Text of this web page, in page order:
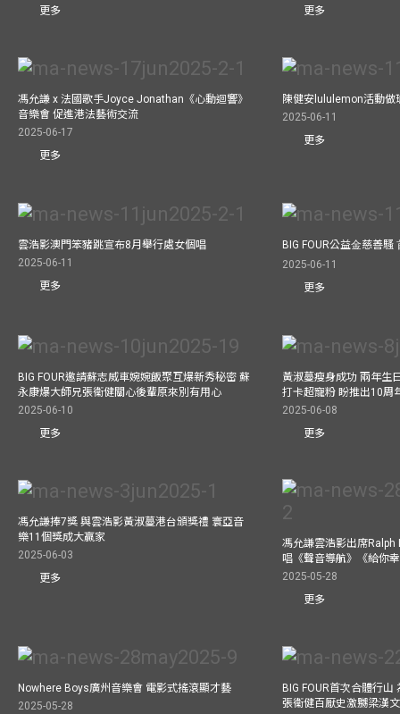
更多
更多
馮允謙 x 法國歌手Joyce Jonathan《心動迴響》
音樂會 促進港法藝術交流
2025-06-17
更多
陳健安lululemon活動做
2025-06-11
更多
雲浩影澳門笨豬跳宣布8月舉行處女個唱
2025-06-11
更多
BIG FOUR公益⾦慈善
2025-06-11
更多
BIG FOUR邀請蘇志威車婉婉飯聚互爆新秀秘密 蘇
永康爆大師兄張衞健關心後輩原來別有用心
2025-06-10
更多
黃淑蔓瘦身成功 兩年生
打卡超寵粉 盼推出10周
2025-06-08
更多
馮允謙捧7獎 與雲浩影黃淑蔓港台頒獎禮 寰亞音
樂11個獎成大贏家
2025-06-03
更多
馮允謙雲浩影出席
唱《聲音導航》《給你
2025-05-28
更多
Nowhere Boys廣州音樂會 電影式搖滾顯才藝
2025-05-28
BIG FOUR首次合體行
張衞健百厭史激嬲梁漢